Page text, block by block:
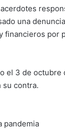
una
financieros por
el 3 de octubre
su contra.
pandemia